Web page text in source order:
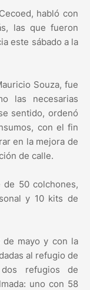
habló con
las que fueron
este sábado a la
Souza, fue
las necesarias
sentido, ordenó
con el fin
en la mejora de
de calle.
50 colchones,
y 10 kits de
de mayo y con la
al refugio de
refugios de
uno con 58